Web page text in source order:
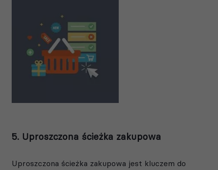
5. Uproszczona ścieżka zakupowa
Uproszczona ścieżka zakupowa jest kluczem do